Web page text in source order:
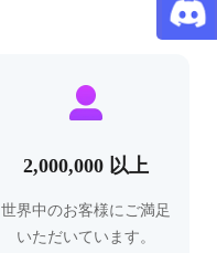
2,000,000 以上
世界中のお客様にご満足
いただいています。